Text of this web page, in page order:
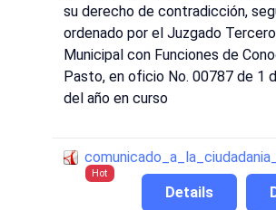
su derecho de contradicción,
ordenado por el Juzgado Tercero
Municipal con Funciones de
Pasto, en oficio No. 00787 de 1
del año en curso
Hot
Details